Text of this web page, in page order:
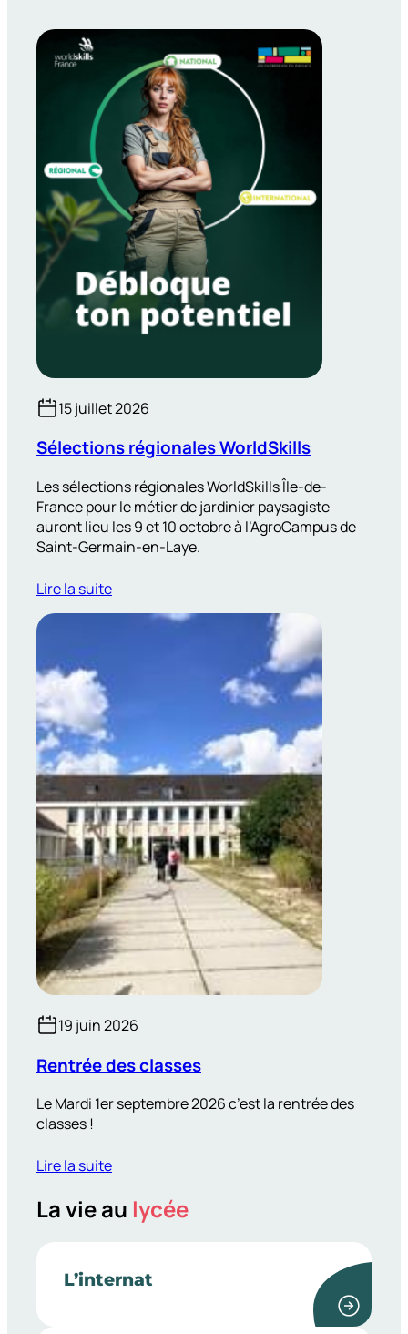
15 juillet 2026
Sélections régionales WorldSkills
Les sélections régionales WorldSkills Île-de-
France pour le métier de jardinier paysagiste
auront lieu les 9 et 10 octobre à l’AgroCampus de
Saint-Germain-en-Laye.
Lire la suite
19 juin 2026
Rentrée des classes
Le Mardi 1er septembre 2026 c’est la rentrée des
classes !
Lire la suite
La vie au lycée
L’internat